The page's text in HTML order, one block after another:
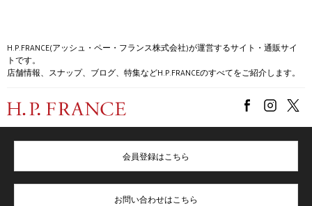
H.P.FRANCE(アッシュ・ペー・フランス株式会社)が運営するサイト・通販サイ
トです。
店舗情報、スナップ、ブログ、特集などH.P.FRANCEのすべてをご紹介します。
会員登録はこちら
お問い合わせはこちら